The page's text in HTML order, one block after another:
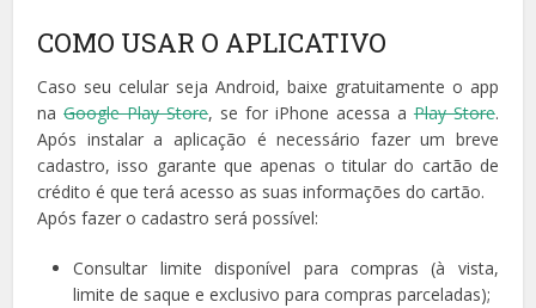
COMO USAR O APLICATIVO
Caso seu celular seja Android, baixe gratuitamente o app
naGoogle Play Store, se for iPhone acessa aPlay Store.
Após instalar a aplicação é necessário fazer um breve
cadastro, isso garante que apenas o titular do cartão de
crédito é que terá acesso as suas informações do cartão.
Após fazer o cadastro será possível:
Consultar limite disponível para compras (à vista,
limite de saque e exclusivo para compras parceladas);